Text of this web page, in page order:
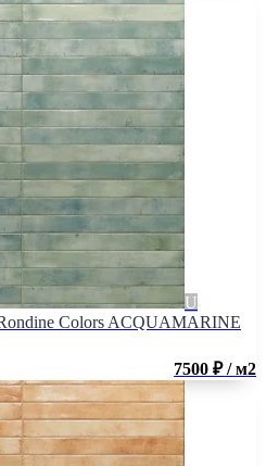
Colors ACQUAMARINE
7500 ₽ / м2